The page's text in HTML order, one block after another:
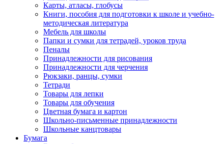
Карты, атласы, глобусы
Книги, пособия для подготовки к школе и учебно-
методическая литература
Мебель для школы
Папки и сумки для тетрадей, уроков труда
Пеналы
Принадлежности для рисования
Принадлежности для черчения
Рюкзаки, ранцы, сумки
Тетради
Товары для лепки
Товары для обучения
Цветная бумага и картон
Школьно-письменные принадлежности
Школьные канцтовары
Бумага